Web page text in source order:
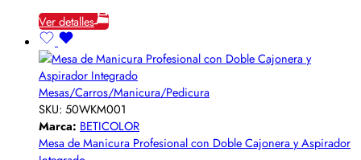
Ver detalles
Mesas/Carros/Manicura/Pedicura
SKU: 50WKM001
Marca: BETICOLOR
Mesa de Manicura Profesional con Doble Cajonera y Aspirador